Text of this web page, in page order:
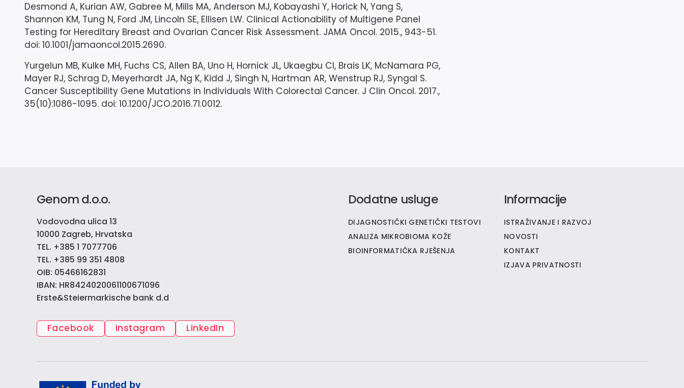
Desmond A, Kurian AW, Gabree M, Mills MA, Anderson MJ, Kobayashi Y, Horick N, Yang S,
Shannon KM, Tung N, Ford JM, Lincoln SE, Ellisen LW. Clinical Actionability of Multigene Panel
Testing for Hereditary Breast and Ovarian Cancer Risk Assessment. JAMA Oncol. 2015., 943-51.
doi: 10.1001/jamaoncol.2015.2690.
Yurgelun MB, Kulke MH, Fuchs CS, Allen BA, Uno H, Hornick JL, Ukaegbu CI, Brais LK, McNamara PG,
Mayer RJ, Schrag D, Meyerhardt JA, Ng K, Kidd J, Singh N, Hartman AR, Wenstrup RJ, Syngal S.
Cancer Susceptibility Gene Mutations in Individuals With Colorectal Cancer. J Clin Oncol. 2017.,
35(10):1086-1095. doi: 10.1200/JCO.2016.71.0012.
Genom d.o.o.
Vodovodna ulica 13
10000 Zagreb, Hrvatska
TEL. +385 1 7077706
TEL. +385 99 351 4808
OIB: 05466162831
IBAN: HR8424020061100671096
Erste&Steiermarkische bank d.d
Facebook Instagram LinkedIn
Dodatne usluge
DIJAGNOSTIČKI GENETIČKI TESTOVI
ANALIZA MIKROBIOMA KOŽE
BIOINFORMATIČKA RJEŠENJA
Informacije
ISTRAŽIVANJE I RAZVOJ
NOVOSTI
KONTAKT
IZJAVA PRIVATNOSTI